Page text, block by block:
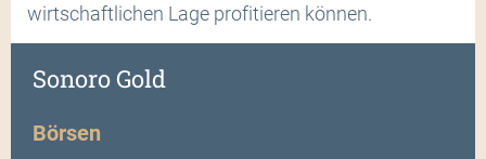
wirtschaftlichen Lage profitieren können.
Sonoro Gold
Börsen